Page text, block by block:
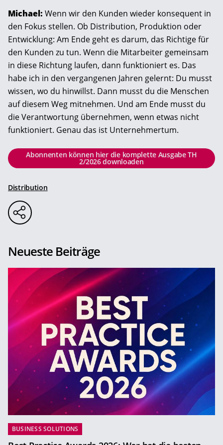
Michael: Wenn wir den Kunden wieder konsequent in
den Fokus stellen. Ob Distribution, Produktion oder
Entwicklung: Am Ende geht es darum, das Richtige für
den Kunden zu tun. Wenn die Mitarbeiter gemeinsam
in diese Richtung laufen, dann funktioniert es. Das
habe ich in den vergangenen Jahren gelernt: Du musst
wissen, wo du hinwillst. Dann musst du die Menschen
auf diesem Weg mitnehmen. Und am Ende musst du
die Verantwortung übernehmen, wenn etwas nicht
funktioniert. Genau das ist Unternehmertum.
Abonnenten können hier die komplette Ausgabe TH
2/2026 downloaden
Distribution
Neueste Beiträge
BUSINESS SOLUTIONS